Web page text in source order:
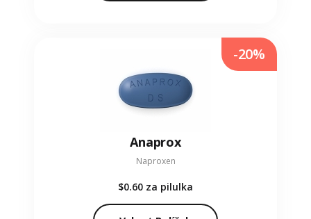
Anaprox
Naproxen
$0.60 za pilulka
-20%